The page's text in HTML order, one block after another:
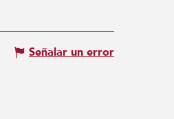
Señalar un error